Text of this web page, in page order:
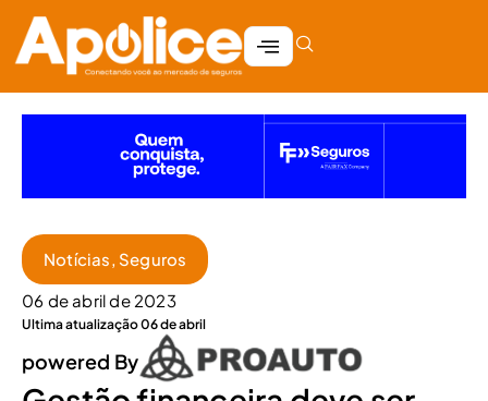
Notícias, Seguros
06 de abril de 2023
Ultima atualização 06 de abril
powered By